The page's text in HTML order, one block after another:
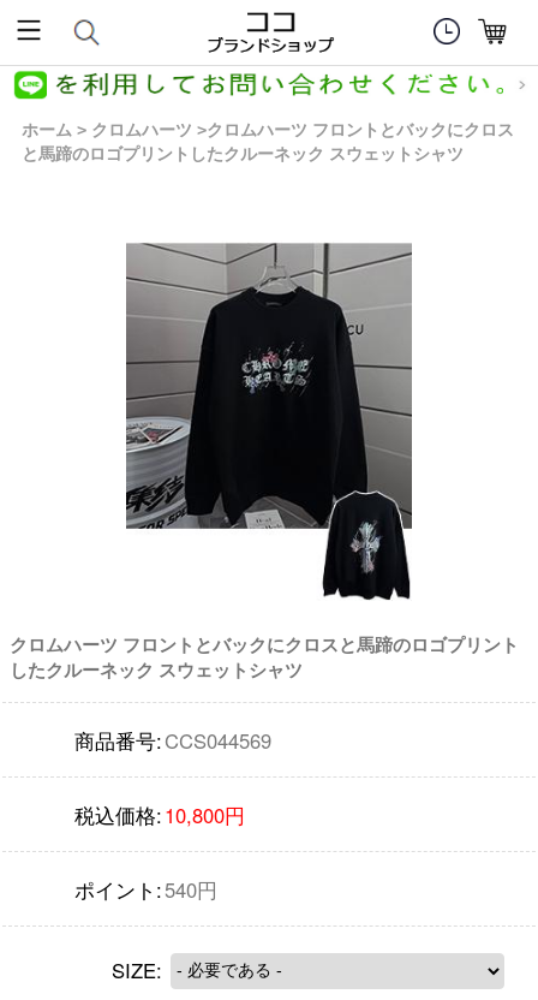
ホーム > クロムハーツ >クロムハーツ フロントとバックにクロス
と馬蹄のロゴプリントしたクルーネック スウェットシャツ
クロムハーツ フロントとバックにクロスと馬蹄のロゴプリント
したクルーネック スウェットシャツ
商品番号:CCS044569
税込価格:10,800円
ポイント:540円
SIZE: